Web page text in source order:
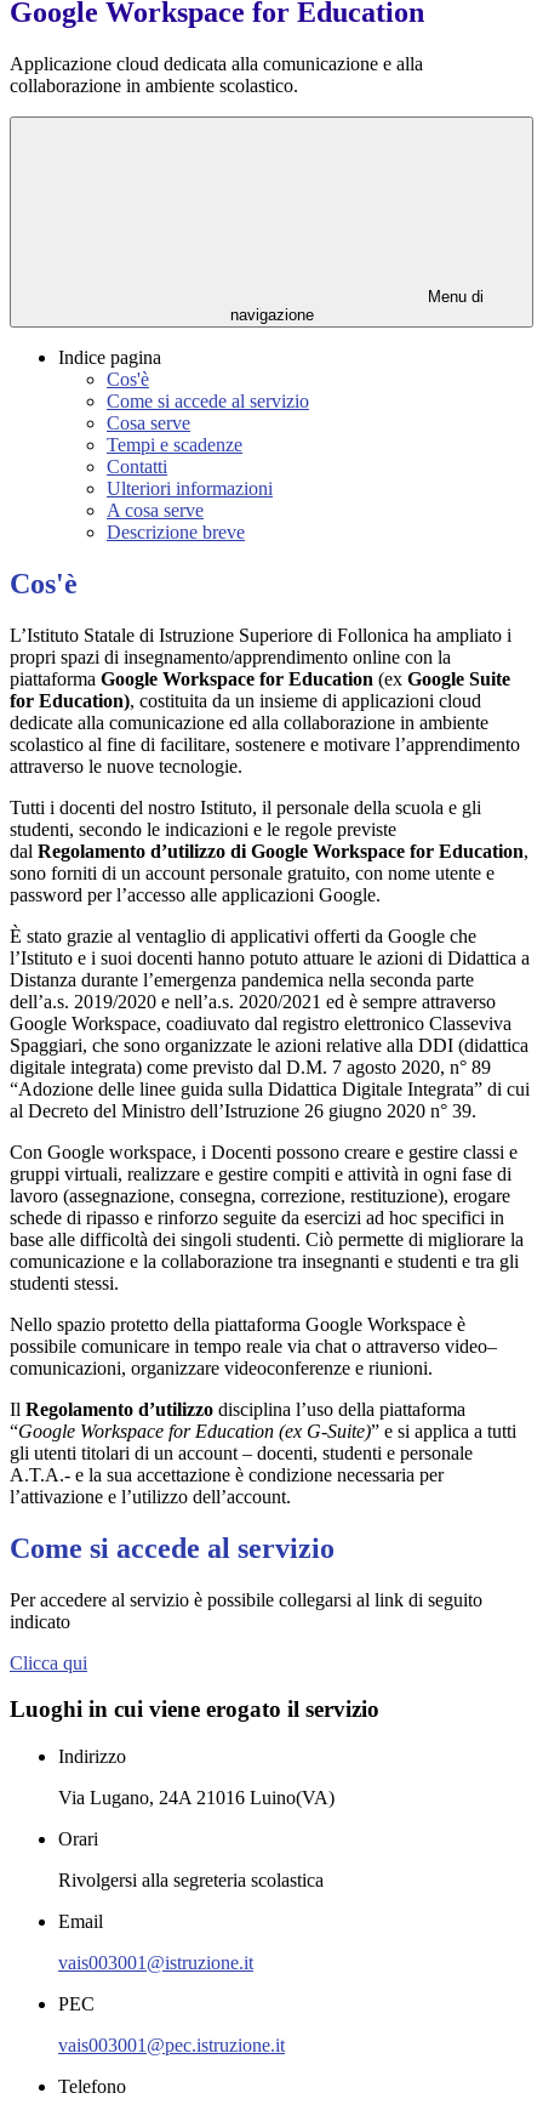
Google Workspace for Education
Applicazione cloud dedicata alla comunicazione e alla
collaborazione in ambiente scolastico.
Menu di
navigazione
Indice pagina
Cos'è
Come si accede al servizio
Cosa serve
Tempi e scadenze
Contatti
Ulteriori informazioni
A cosa serve
Descrizione breve
Cos'è
L’Istituto Statale di Istruzione Superiore di Follonica ha ampliato i
propri spazi di insegnamento/apprendimento online con la
piattaforma Google Workspace for Education (ex Google Suite
for Education), costituita da un insieme di applicazioni cloud
dedicate alla comunicazione ed alla collaborazione in ambiente
scolastico al fine di facilitare, sostenere e motivare l’apprendimento
attraverso le nuove tecnologie.
Tutti i docenti del nostro Istituto, il personale della scuola e gli
studenti, secondo le indicazioni e le regole previste
dal Regolamento d’utilizzo di Google Workspace for Education,
sono forniti di un account personale gratuito, con nome utente e
password per l’accesso alle applicazioni Google.
È stato grazie al ventaglio di applicativi offerti da Google che
l’Istituto e i suoi docenti hanno potuto attuare le azioni di Didattica a
Distanza durante l’emergenza pandemica nella seconda parte
dell’a.s. 2019/2020 e nell’a.s. 2020/2021 ed è sempre attraverso
Google Workspace, coadiuvato dal registro elettronico Classeviva
Spaggiari, che sono organizzate le azioni relative alla DDI (didattica
digitale integrata) come previsto dal D.M. 7 agosto 2020, n° 89
“Adozione delle linee guida sulla Didattica Digitale Integrata” di cui
al Decreto del Ministro dell’Istruzione 26 giugno 2020 n° 39.
Con Google workspace, i Docenti possono creare e gestire classi e
gruppi virtuali, realizzare e gestire compiti e attività in ogni fase di
lavoro (assegnazione, consegna, correzione, restituzione), erogare
schede di ripasso e rinforzo seguite da esercizi ad hoc specifici in
base alle difficoltà dei singoli studenti. Ciò permette di migliorare la
comunicazione e la collaborazione tra insegnanti e studenti e tra gli
studenti stessi.
Nello spazio protetto della piattaforma Google Workspace è
possibile comunicare in tempo reale via chat o attraverso video–
comunicazioni, organizzare videoconferenze e riunioni.
Il Regolamento d’utilizzo disciplina l’uso della piattaforma
“Google Workspace for Education (ex G-Suite)” e si applica a tutti
gli utenti titolari di un account – docenti, studenti e personale
A.T.A.- e la sua accettazione è condizione necessaria per
l’attivazione e l’utilizzo dell’account.
Come si accede al servizio
Per accedere al servizio è possibile collegarsi al link di seguito
indicato
Clicca qui
Luoghi in cui viene erogato il servizio
Indirizzo
Via Lugano, 24A 21016 Luino(VA)
Orari
Rivolgersi alla segreteria scolastica
Email
vais003001@istruzione.it
PEC
vais003001@pec.istruzione.it
Telefono